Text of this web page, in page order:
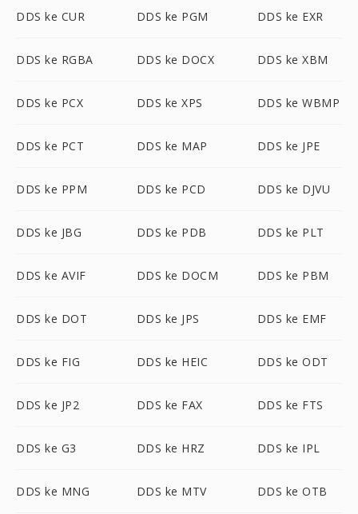
DDS ke CUR DDS ke PGM DDS ke EXR
DDS ke RGBA DDS ke DOCX DDS ke XBM
DDS ke PCX DDS ke XPS DDS ke WBMP
DDS ke PCT DDS ke MAP DDS ke JPE
DDS ke PPM DDS ke PCD DDS ke DJVU
DDS ke JBG DDS ke PDB DDS ke PLT
DDS ke AVIF DDS ke DOCM DDS ke PBM
DDS ke DOT DDS ke JPS DDS ke EMF
DDS ke FIG DDS ke HEIC DDS ke ODT
DDS ke JP2 DDS ke FAX DDS ke FTS
DDS ke G3 DDS ke HRZ DDS ke IPL
DDS ke MNG DDS ke MTV DDS ke OTB